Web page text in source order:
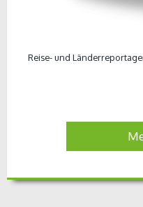
Reise- und